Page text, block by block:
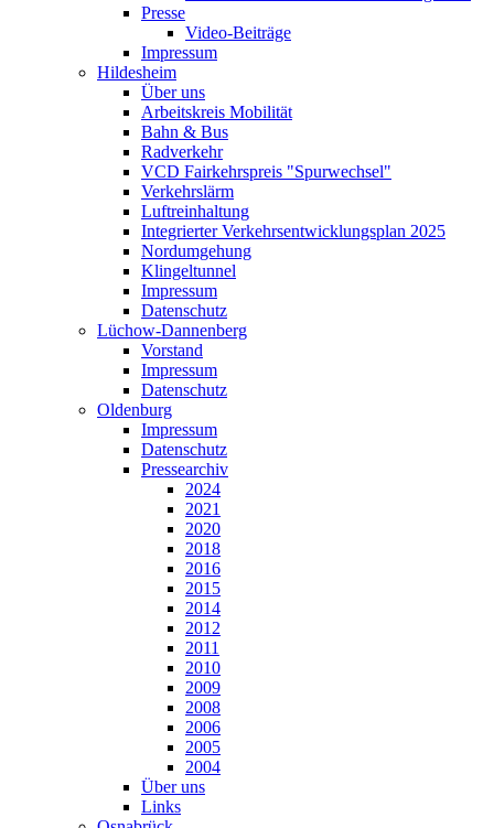
Presse
Video-Beiträge
Impressum
Hildesheim
Über uns
Arbeitskreis Mobilität
Bahn & Bus
Radverkehr
VCD Fairkehrspreis "Spurwechsel"
Verkehrslärm
Luftreinhaltung
Integrierter Verkehrsentwicklungsplan 2025
Nordumgehung
Klingeltunnel
Impressum
Datenschutz
Lüchow-Dannenberg
Vorstand
Impressum
Datenschutz
Oldenburg
Impressum
Datenschutz
Pressearchiv
2024
2021
2020
2018
2016
2015
2014
2012
2011
2010
2009
2008
2006
2005
2004
Über uns
Links